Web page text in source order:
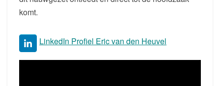
komt.
LinkedIn Profiel Eric van den Heuvel